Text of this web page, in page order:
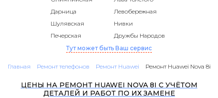
Дарница
Левобережная
Шулявская
Нивки
Печерская
Дружбы Народов
Тут может быть Ваш сервис
Главная Ремонт телефонов Ремонт Huawei Ремонт Huawei Nova 8i
ЦЕНЫ НА РЕМОНТ HUAWEI NOVA 8I С УЧЁТОМ
ДЕТАЛЕЙ И РАБОТ ПО ИХ ЗАМЕНЕ